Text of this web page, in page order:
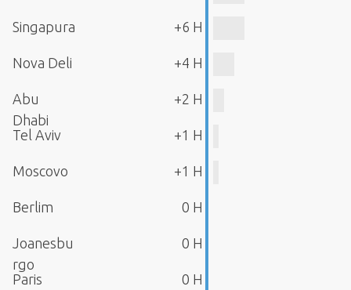
Singapura +6 H
Nova Deli +4 H
Abu
Dhabi
+2 H
Tel Aviv +1 H
Moscovo +1 H
Berlim 0 H
Joanesbu
rgo
0 H
Paris 0 H